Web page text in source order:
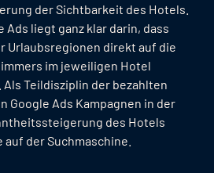
der Sichtbarkeit des Hotels.
Ads liegt ganz klar darin, dass
Urlaubsregionen direkt auf die
im jeweiligen Hotel
Teildisziplin der bezahlten
Google Ads Kampagnen in der
des Hotels
der Suchmaschine.